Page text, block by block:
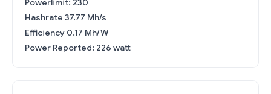
Powerlimit: 230
Hashrate 37.77 Mh/s
Efficiency 0.17 Mh/W
Power Reported: 226 watt